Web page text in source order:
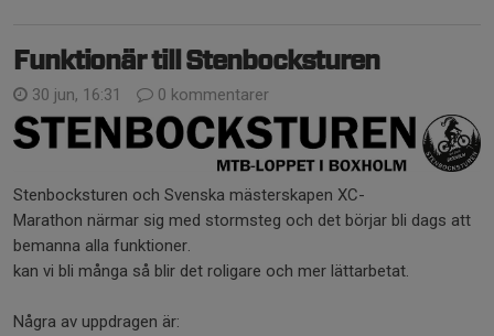
Funktionär till Stenbocksturen
30 jun, 16:31 0 kommentarer
Stenbocksturen och Svenska mästerskapen XC-
Marathon närmar sig med stormsteg och det börjar bli dags att
bemanna alla funktioner.
kan vi bli många så blir det roligare och mer lättarbetat.
Några av uppdragen är: